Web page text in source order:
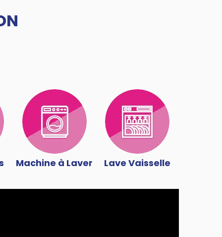
Machine à Laver Lave Vaisselle